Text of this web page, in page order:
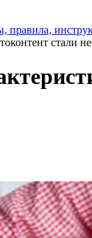
правила,
стали